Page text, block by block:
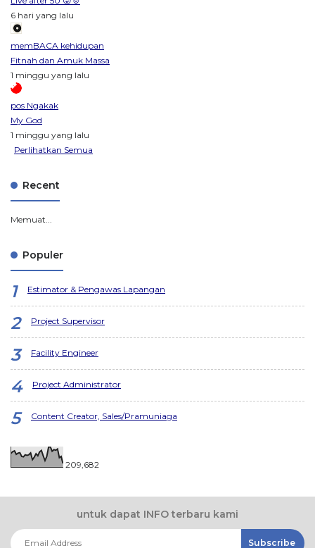
6 hari yang lalu
memBACA kehidupan
Fitnah dan Amuk Massa
1 minggu yang lalu
pos Ngakak
My God
1 minggu yang lalu
Perlihatkan Semua
Recent
Memuat...
Populer
Estimator & Pengawas Lapangan
Project Supervisor
Facility Engineer
Project Administrator
Content Creator, Sales/Pramuniaga
209,682
untuk dapat INFO terbaru kami